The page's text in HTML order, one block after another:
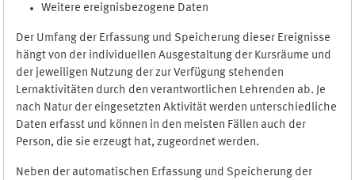
Weitere ereignisbezogene Daten
Der Umfang der Erfassung und Speicherung dieser Ereignisse
hängt von der individuellen Ausgestaltung der Kursräume und
der jeweiligen Nutzung der zur Verfügung stehenden
Lernaktivitäten durch den verantwortlichen Lehrenden ab. Je
nach Natur der eingesetzten Aktivität werden unterschiedliche
Daten erfasst und können in den meisten Fällen auch der
Person, die sie erzeugt hat, zugeordnet werden.
Neben der automatischen Erfassung und Speicherung der